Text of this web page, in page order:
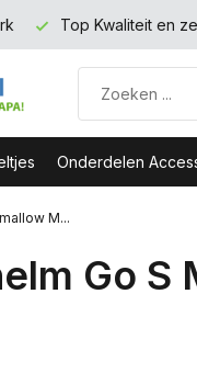
Top Kwaliteit en
Onderdelen
M...
Go S